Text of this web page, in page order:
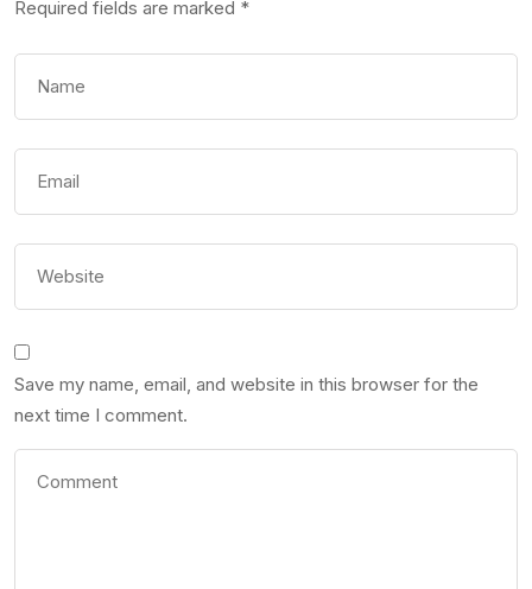
Required fields are marked *
Save my name, email, and website in this browser for the
next time I comment.